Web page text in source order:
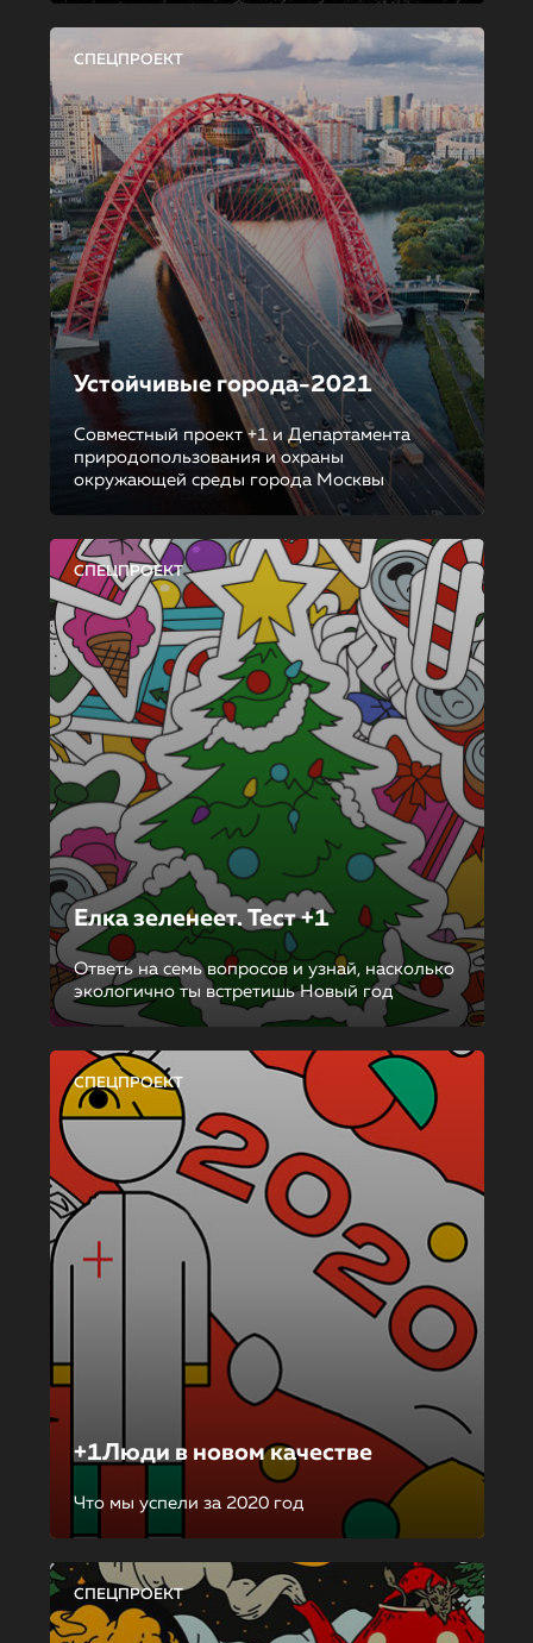
СПЕЦПРОЕКТ
Устойчивые города-2021
Совместный проект +1 и Департамента
природопользования и охраны
окружающей среды города Москвы
СПЕЦПРОЕКТ
Елка зеленеет. Тест +1
Ответь на семь вопросов и узнай, насколько
экологично ты встретишь Новый год
СПЕЦПРОЕКТ
+1Люди в новом качестве
Что мы успели за 2020 год
СПЕЦПРОЕКТ